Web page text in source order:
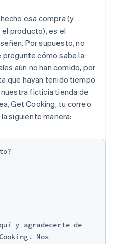
esa compra (y
producto), es el
Por supuesto, no
pregunte cómo sabe la
aún no han comido, por
que hayan tenido tiempo
ficticia tienda de
Get Cooking, tu correo
siguiente manera:
y agradecerte de
Nos